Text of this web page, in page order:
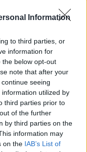
Information
to third parties, or
information for
the below opt-out
note that after your
seeing
utilized by
third parties prior to
of the further
by third parties on the
information may
on the IAB’s List of
και
εικόνες και
της
το
σημειώνοντας
και έχουμε
επηρεάστηκαν